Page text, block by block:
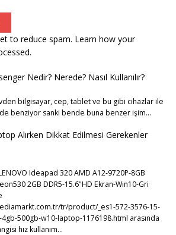
to reduce spam. Learn how your
Nedir? Nerede? Nasıl Kullanılır?
bilgisayar, cep, tablet ve bu gibi cihazlar ile
benziyor sanki bende buna benzer işim…
Alırken Dikkat Edilmesi Gerekenler
Ideapad 320 AMD A12-9720P-8GB
2GB DDR5-15.6"HD Ekran-Win10-Gri
tr/product/_es1-572-3576-15-
500gb-w10-laptop-1176198.html arasında
hız kullanım…